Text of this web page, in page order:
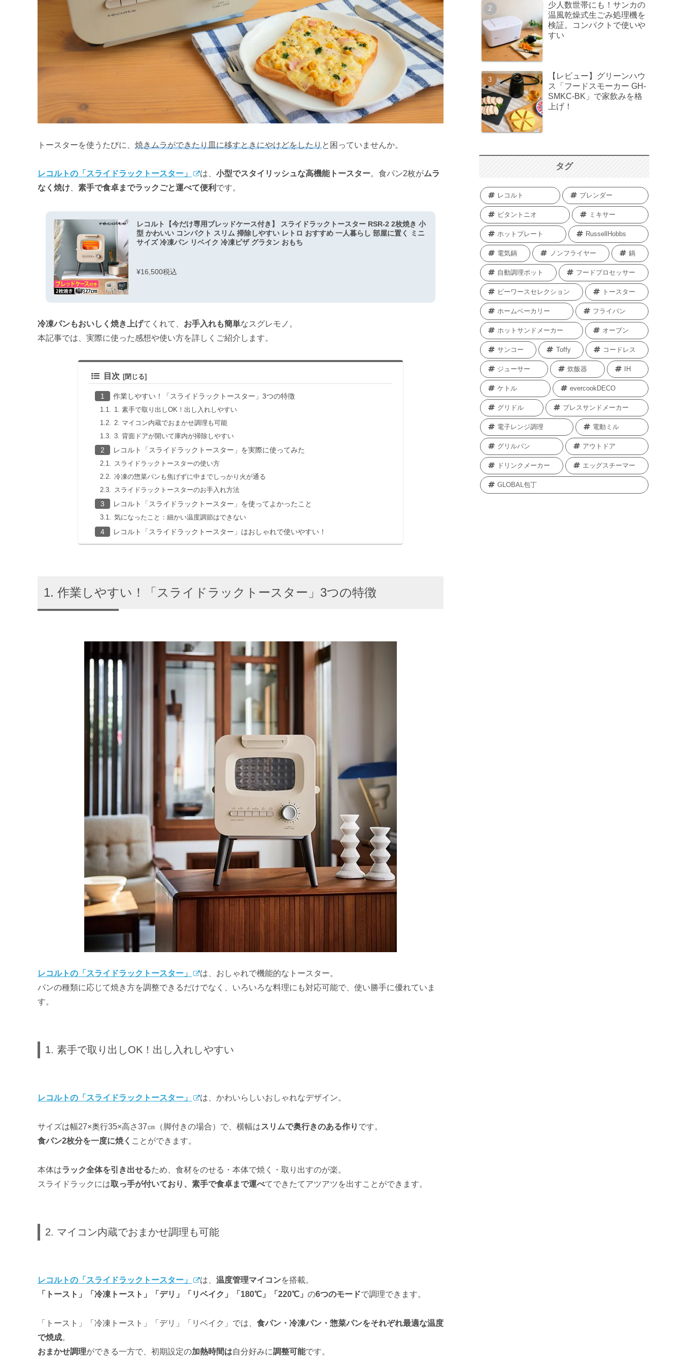
トースターを使うたびに、 焼きムラができたり皿に移すときにやけどをしたりと困っていませんか。
レコルトの「スライドラックトースター」 は、 小型でスタイリッシュな高機能トースター。食パン2枚がムラ
なく焼け
素手で食卓までラックごと運べて便利 です。
レコルト【今だけ専用ブレッドケース付き】 スライドラックトースター RSR-2 2枚焼き 小
型 かわいい コンパクト スリム 掃除しやすい レトロ おすすめ 一人暮らし 部屋に置く ミニ
サイズ 冷凍パン リベイク 冷凍ピザ グラタン おもち
¥16,500税込
冷凍パンもおいしく焼き上げてくれて、 お手入れも簡単なスグレモノ。
本記事では、実際に使った感想や使い方を詳しくご紹介します。
目次
作業しやすい！「スライドラックトースター」3つの特徴
1. 素手で取り出しOK！出し入れしやすい
2. マイコン内蔵でおまかせ調理も可能
3. 背面ドアが開いて庫内が掃除しやすい
レコルト「スライドラックトースター」を実際に使ってみた
スライドラックトースターの使い方
冷凍の惣菜パンも焦げずに中までしっかり火が通る
スライドラックトースターのお手入れ方法
レコルト「スライドラックトースター」を使ってよかったこと
気になったこと：細かい温度調節はできない
レコルト「スライドラックトースター」はおしゃれで使いやすい！
作業しやすい！「スライドラックトースター」3つの特徴
レコルトの「スライドラックトースター」
は、おしゃれで機能的なトースター。
パンの種類に応じて焼き方を調整できるだけでなく、いろいろな料理にも対応可能で、使い勝手に優れていま
す。
1. 素手で取り出しOK！出し入れしやすい
レコルトの「スライドラックトースター」 は、かわいらしいおしゃれなデザイン。
サイズは幅27×奥行35×高さ37㎝（脚付きの場合）で、横幅はスリムで奥行きのある作り です。
食パン2枚分を一度に焼く ことができます。
本体はラック全体を引き出せるため、食材をのせる・本体で焼く・取り出すのが楽。
スライドラックには取っ手が付いており、素手で食卓まで運べてできたてアツアツを出すことができます。
2. マイコン内蔵でおまかせ調理も可能
レコルトの「スライドラックトースター」 は、 温度管理マイコンを搭載。
「トースト」「冷凍トースト」「デリ」「リベイク」「180℃」「220℃」 の6つのモードで調理できます。
「トースト」「冷凍トースト」「デリ」「リベイク」では、 食パン・冷凍パン・惣菜パンをそれぞれ最適な温度
で焼成。
おまかせ調理ができる一方で、初期設定の加熱時間は自分好みに調整可能です。
少人数世帯にも！サンカの
温風乾燥式生ごみ処理機を
検証。コンパクトで使いや
すい
【レビュー】グリーンハウ
ス「フードスモーカー GH-
SMKC-BK」で家飲みを格
上げ！
タグ
レコルト ブレンダー
ビタントニオ ミキサー
ホットプレート RussellHobbs
電気鍋 ノンフライヤー 鍋
自動調理ポット フードプロセッサー
ビーワースセレクション トースター
ホームベーカリー フライパン
ホットサンドメーカー オーブン
サンコー Toffy コードレス
ジューサー 炊飯器 IH
ケトル evercookDECO
グリドル プレスサンドメーカー
電子レンジ調理 電動ミル
グリルパン アウトドア
ドリンクメーカー エッグスチーマー
GLOBAL包丁